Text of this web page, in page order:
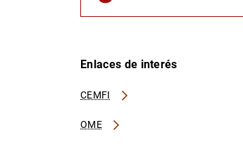
Enlaces de interés
CEMFI
OME